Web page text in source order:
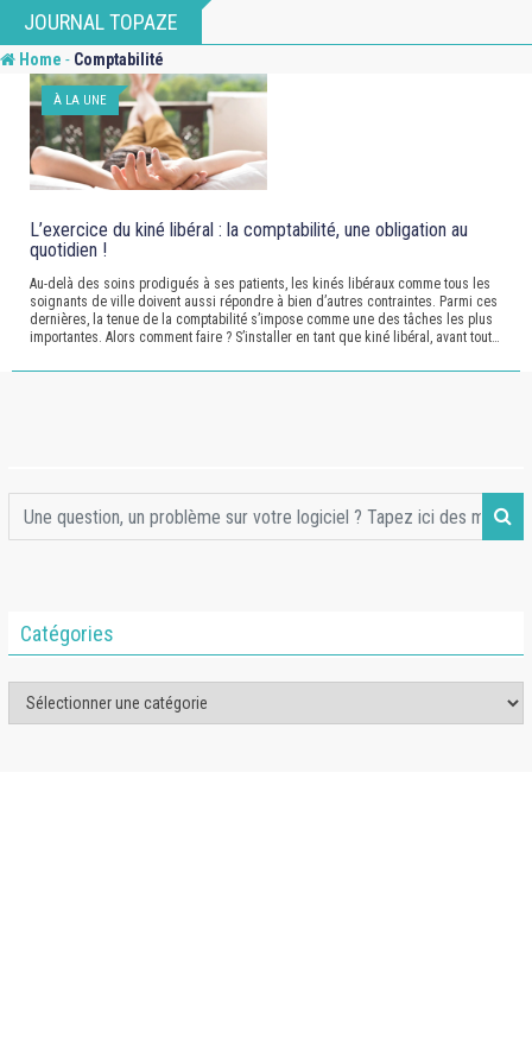
to
content
JOURNAL TOPAZE
Home - Comptabilité
À LA UNE
L’exercice du kiné libéral : la comptabilité, une obligation au
quotidien !
Au-delà des soins prodigués à ses patients, les kinés libéraux comme tous les
soignants de ville doivent aussi répondre à bien d’autres contraintes. Parmi ces
dernières, la tenue de la comptabilité s’impose comme une des tâches les plus
importantes. Alors comment faire ? S’installer en tant que kiné libéral, avant tout…
Catégories
Catégories